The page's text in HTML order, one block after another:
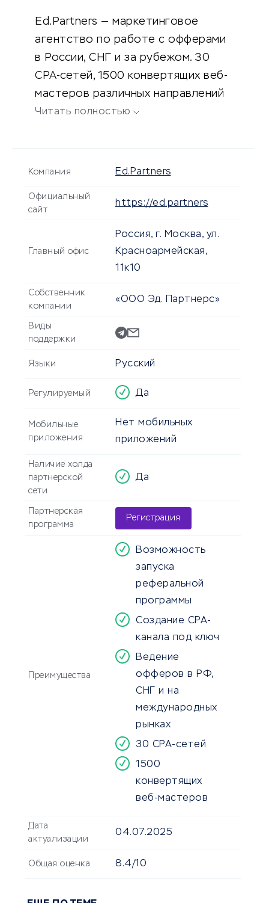
Ed.Partners — маркетинговое
агентство по работе с офферами
в России, СНГ и за рубежом. 30
СРА-сетей, 1500 конвертящих веб-
мастеров различных направлений
и видов трафика.
Читать полностью
Компания Ed.Partners
Официальный
сайт
https://ed.partners
Главный офис
Россия, г. Москва, ул.
Красноармейская,
11к10
Собственник
компании
«ООО Эд. Партнерс»
Виды
поддержки
Языки Русский
Регулируемый Да
Мобильные
приложения
Нет мобильных
приложений
Наличие холда
партнерской
сети
Да
Партнерская
программа
Регистрация
Преимущества
Возможность
запуска
реферальной
программы
Создание СPA-
канала под ключ
Ведение
офферов в РФ,
СНГ и на
международных
рынках
30 СРА-сетей
1500
конвертящих
веб-мастеров
Дата
актуализации
04.07.2025
Общая оценка 8.4/10